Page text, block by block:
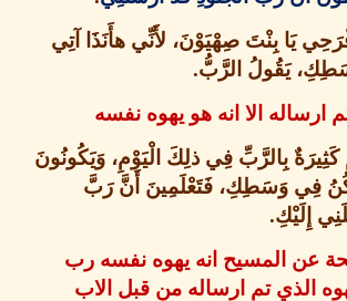
بِنْتَ صِهْيَوْنَ، لأَنِّي هأَنَذَا آتِي
الرَّبُّ.
الا انه هو يهوه نفسه
فِي ذلِكَ الْيَوْمِ، وَيَكُونُونَ
فَتَعْلَمِينَ أَنَّ رَبَّ
.
انه يهوه نفسه رب
تم ارساله من قبل الاب